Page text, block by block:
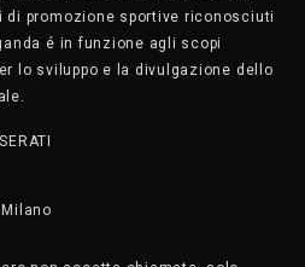
di promozione sportive riconosciuti
é in funzione agli scopi
lo sviluppo e la divulgazione dello